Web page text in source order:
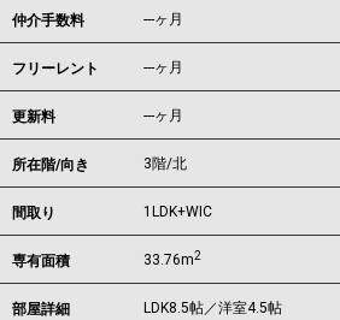
仲介手数料 ---ヶ月
フリーレント ---ヶ月
更新料 ---ヶ月
所在階/向き 3階/北
間取り 1LDK+WIC
専有面積 33.76m2
部屋詳細 LDK8.5帖／洋室4.5帖